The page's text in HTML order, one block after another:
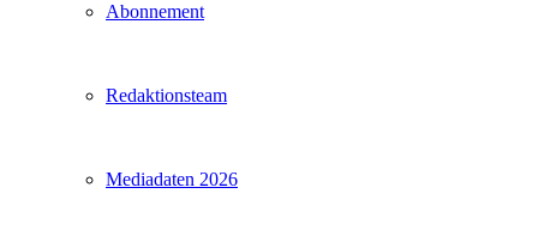
Abonnement
Redaktionsteam
Mediadaten 2026